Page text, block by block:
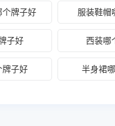
个牌子好 服装鞋帽
子好 西装哪
牌子好 半身裙